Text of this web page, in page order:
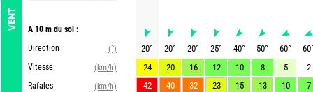
VENT
A 10 m du sol :
Direction
(°)
Vitesse
(km/h)
Rafales
(km/h)
20° 20° 20° 25° 40° 50° 60° 60
24
20 16 12 10 8 5
2
42
40 32 23 15 13 10 7